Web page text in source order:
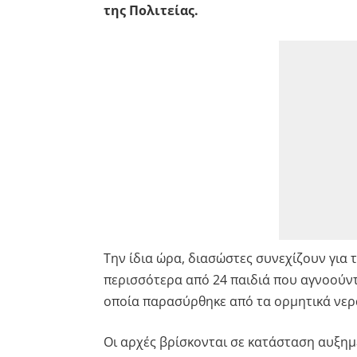
της Πολιτείας.
Την ίδια ώρα, διασώστες συνεχίζουν για
περισσότερα από 24 παιδιά που
οποία παρασύρθηκε από τα ορμητικά
Οι αρχές βρίσκονται σε κατάσταση